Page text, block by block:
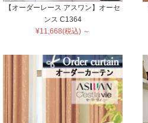
【オーダーレース アスワン】オーセ
ンス C1364
¥11,668(税込) ～